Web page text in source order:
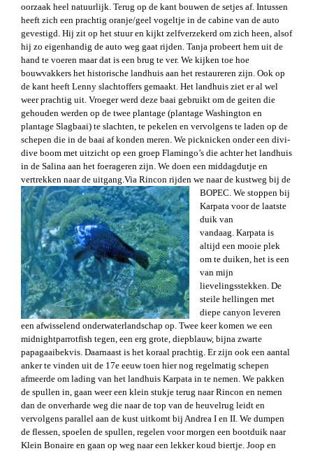
oorzaak heel natuurlijk. Terug op de kant bouwen de setjes af. Intussen
heeft zich een prachtig oranje/geel vogeltje in de cabine van de auto
gevestigd. Hij zit op het stuur en kijkt zelfverzekerd om zich heen, alsof
hij zo eigenhandig de auto weg gaat rijden. Tanja probeert hem uit de
hand te voeren maar dat is een brug te ver. We kijken toe hoe
bouwvakkers het historische landhuis aan het restaureren zijn. Ook op
de kant heeft Lenny slachtoffers gemaakt. Het landhuis ziet er al wel
weer prachtig uit. Vroeger werd deze baai gebruikt om de geiten die
gehouden werden op de twee plantage (plantage Washington en
plantage Slagbaai) te slachten, te pekelen en vervolgens te laden op de
schepen die in de baai af konden meren. We picknicken onder een divi-
dive boom met uitzicht op een groep Flamingo’s die achter het landhuis
in de Salina aan het foerageren zijn. We doen een middagdutje en
vertrekken naar de uitgang. Via Rincon rijden we naar de kustweg bij de
BOPEC. We stoppen bij
Karpata voor de laatste
duik van
vandaag. Karpata is
altijd een mooie plek
om te duiken, het is een
van mijn
lievelingsstekken. De
steile hellingen met
diepe canyon leveren
een afwisselend onderwaterlandschap op. Twee keer komen we een
midnightparrotfish tegen, een erg grote, diepblauw, bijna zwarte
papagaaibekvis. Daarnaast is het koraal prachtig. Er zijn ook een aantal
anker te vinden uit de 17e eeuw toen hier nog regelmatig schepen
afmeerde om lading van het landhuis Karpata in te nemen. We pakken
de spullen in, gaan weer een klein stukje terug naar Rincon en nemen
dan de onverharde weg die naar de top van de heuvelrug leidt en
vervolgens parallel aan de kust uitkomt bij Andrea I en II. We dumpen
de flessen, spoelen de spullen, regelen voor morgen een bootduik naar
Klein Bonaire en gaan op weg naar een lekker koud biertje. Joop en